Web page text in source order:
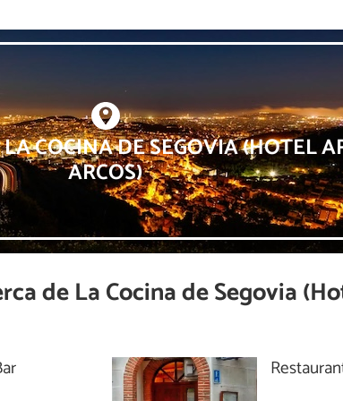
LA COCINA DE SEGOVIA (HOTEL AR
ARCOS)
deLa Cocina de Segovia